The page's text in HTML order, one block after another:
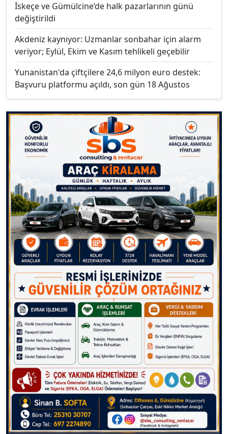
İskeçe ve Gümülcine’de halk pazarlarının günü
değiştirildi
Akdeniz kaynıyor: Uzmanlar sonbahar için alarm
veriyor; Eylül, Ekim ve Kasım tehlikeli geçebilir
Yunanistan'da çiftçilere 24,6 milyon euro destek:
Başvuru platformu açıldı, son gün 18 Ağustos